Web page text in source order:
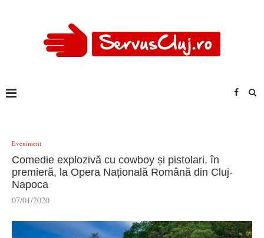
Eveniment
Comedie explozivă cu cowboy și pistolari, în
premieră, la Opera Națională Română din Cluj-
Napoca
07/01/2020